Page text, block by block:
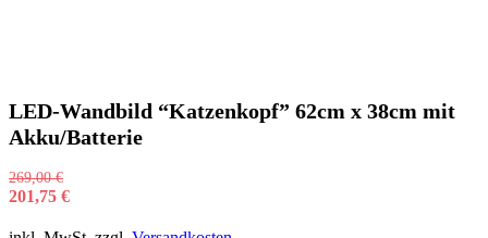
LED-Wandbild “Katzenkopf” 62cm x 38cm mit
Akku/Batterie
269,00€
201,75 €